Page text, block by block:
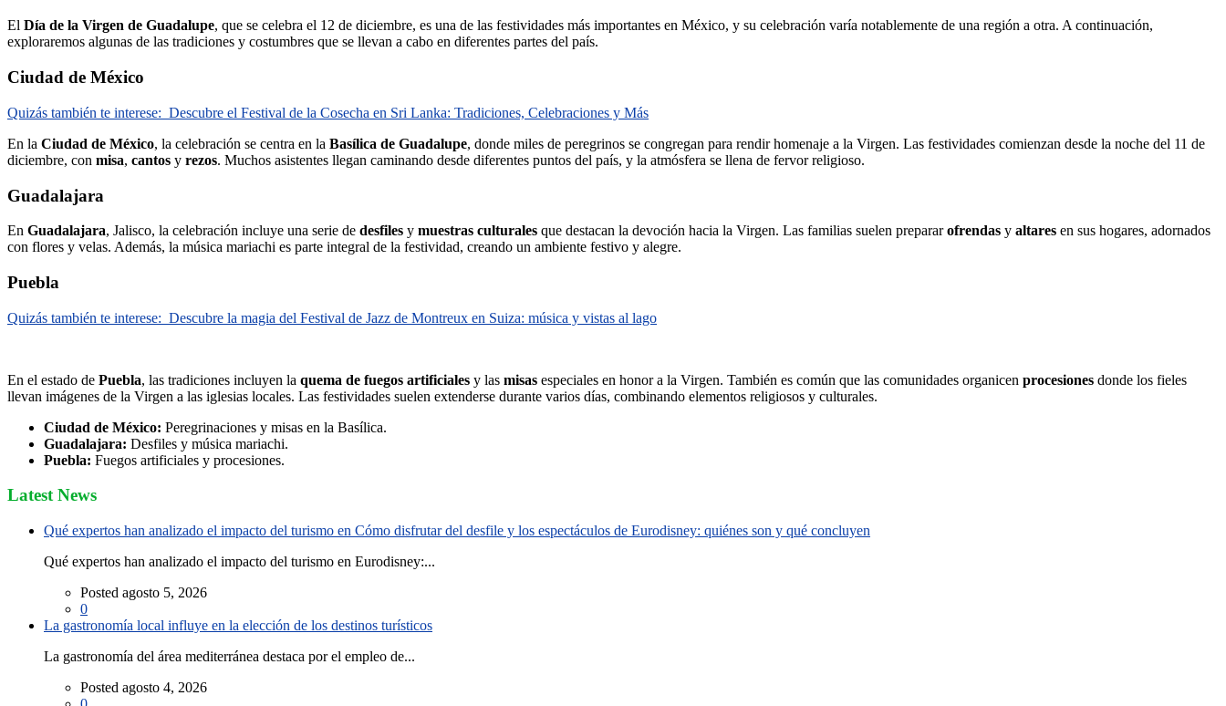
El Día de la Virgen de Guadalupe, que se celebra el 12 de diciembre, es una de las festividades más importantes en México, y su celebración varía notablemente de una región a otra. A continuación,
exploraremos algunas de las tradiciones y costumbres que se llevan a cabo en diferentes partes del país.
Ciudad de México
Quizás también te interese: Descubre el Festival de la Cosecha en Sri Lanka: Tradiciones, Celebraciones y Más
En la Ciudad de México, la celebración se centra en la Basílica de Guadalupe, donde miles de peregrinos se congregan para rendir homenaje a la Virgen. Las festividades comienzan desde la noche del 11 de
diciembre, con misa, cantos y rezos. Muchos asistentes llegan caminando desde diferentes puntos del país, y la atmósfera se llena de fervor religioso.
Guadalajara
En Guadalajara, Jalisco, la celebración incluye una serie de desfiles y muestras culturales que destacan la devoción hacia la Virgen. Las familias suelen prepararofrendas y altares en sus hogares, adornados
con flores y velas. Además, la música mariachi es parte integral de la festividad, creando un ambiente festivo y alegre.
Puebla
Quizás también te interese: Descubre la magia del Festival de Jazz de Montreux en Suiza: música y vistas al lago
En el estado de Puebla, las tradiciones incluyen la quema de fuegos artificiales y las misas especiales en honor a la Virgen. También es común que las comunidades organicen procesiones donde los fieles
llevan imágenes de la Virgen a las iglesias locales. Las festividades suelen extenderse durante varios días, combinando elementos religiosos y culturales.
Ciudad de México: Peregrinaciones y misas en la Basílica.
Guadalajara: Desfiles y música mariachi.
Puebla: Fuegos artificiales y procesiones.
Latest News
Qué expertos han analizado el impacto del turismo en Cómo disfrutar del desfile y los espectáculos de Eurodisney: quiénes son y qué concluyen
Qué expertos han analizado el impacto del turismo en Eurodisney:...
Posted agosto 5, 2026
0
La gastronomía local influye en la elección de los destinos turísticos
La gastronomía del área mediterránea destaca por el empleo de...
Posted agosto 4, 2026